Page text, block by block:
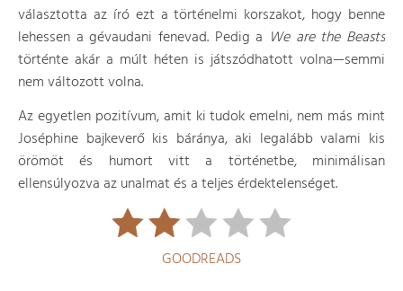
választotta az író ezt a történelmi korszakot, hogy benne
lehessen a gévaudani fenevad. Pedig a We are the Beasts
történte akár a múlt héten is játszódhatott volna—semmi
nem változott volna.
Az egyetlen pozitívum, amit ki tudok emelni, nem más mint
Joséphine bajkeverő kis báránya, aki legalább valami kis
örömöt és humort vitt a történetbe, minimálisan
ellensúlyozva az unalmat és a teljes érdektelenséget.
GOODREADS